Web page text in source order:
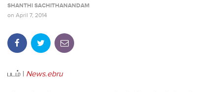
SHANTHI SACHITHANANDAM
on April 7, 2014
படம் | News.ebru